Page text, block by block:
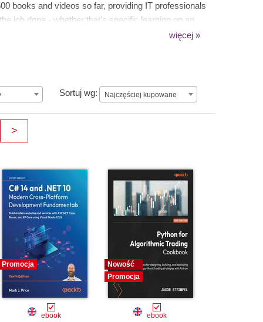
books and videos so far, providing IT professionals
job done - whether that's specific learning on an
established tools. As part of our mission, we have
więcej »
Sortuj wg: Najczęściej kupowane
Najczęściej kupowane
>
Promocja
ebook
Nowość
Promocja
ebook